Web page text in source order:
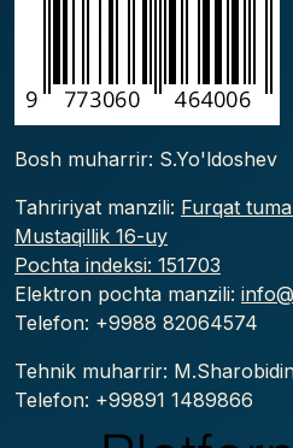
Bosh muharrir: S.Yo'ldoshev
Tahririyat manzili: Furqat
Mustaqillik 16-uy
Pochta indeksi: 151703
Elektron pochta manzili:
Telefon: +9988 82064574
Tehnik muharrir:
Telefon: +99891 1489866